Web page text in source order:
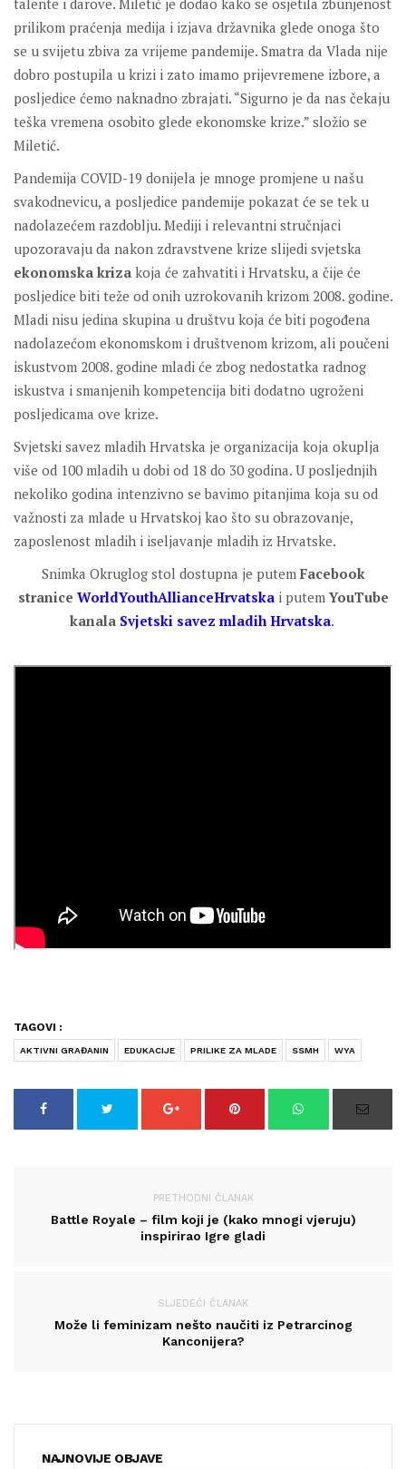
talente i darove. Miletić je dodao kako se osjetila zbunjenost
prilikom praćenja medija i izjava državnika glede onoga što
se u svijetu zbiva za vrijeme pandemije. Smatra da Vlada nije
dobro postupila u krizi i zato imamo prijevremene izbore, a
posljedice ćemo naknadno zbrajati. “Sigurno je da nas čekaju
teška vremena osobito glede ekonomske krize.” složio se
Miletić.
Pandemija COVID-19 donijela je mnoge promjene u našu
svakodnevicu, a posljedice pandemije pokazat će se tek u
nadolazećem razdoblju. Mediji i relevantni stručnjaci
upozoravaju da nakon zdravstvene krize slijedi svjetska
ekonomska kriza koja će zahvatiti i Hrvatsku, a čije će
posljedice biti teže od onih uzrokovanih krizom 2008. godine.
Mladi nisu jedina skupina u društvu koja će biti pogođena
nadolazećom ekonomskom i društvenom krizom, ali poučeni
iskustvom 2008. godine mladi će zbog nedostatka radnog
iskustva i smanjenih kompetencija biti dodatno ugroženi
posljedicama ove krize.
Svjetski savez mladih Hrvatska je organizacija koja okuplja
više od 100 mladih u dobi od 18 do 30 godina. U posljednjih
nekoliko godina intenzivno se bavimo pitanjima koja su od
važnosti za mlade u Hrvatskoj kao što su obrazovanje,
zaposlenost mladih i iseljavanje mladih iz Hrvatske.
Snimka Okruglog stol dostupna je putem Facebook
stranice WorldYouthAllianceHrvatskai putemYouTube
kanala Svjetski savez mladih Hrvatska.
TAGOVI :
AKTIVNI GRAĐANIN EDUKACIJE PRILIKE ZA MLADE SSMH WYA
PRETHODNI ČLANAK
Battle Royale – film koji je (kako mnogi vjeruju)
inspirirao Igre gladi
SLJEDEĆI ČLANAK
Može li feminizam nešto naučiti iz Petrarcinog
Kanconijera?
NAJNOVIJE OBJAVE